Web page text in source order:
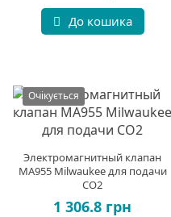
До кошика
Очікується
Электромагнитный клапан
MA955 Milwaukee для подачи
CO2
1 306.8 грн